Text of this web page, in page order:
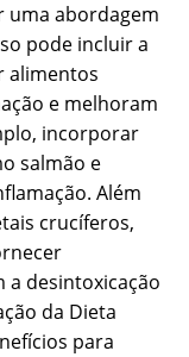
uma abordagem
pode incluir a
alimentos
e melhoram
incorporar
salmão e
Além
crucíferos,
desintoxicação
da Dieta
para